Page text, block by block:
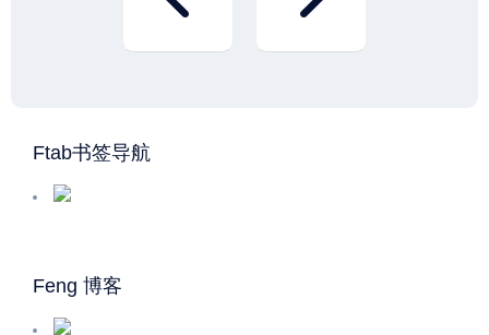
Ftab书签导航
Feng 博客